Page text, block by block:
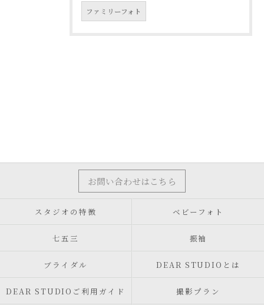
ファミリーフォト
お問い合わせはこちら
スタジオの特徴 ベビーフォト
七五三 振袖
ブライダル DEAR STUDIOとは
DEAR STUDIOご利用ガイド 撮影プラン